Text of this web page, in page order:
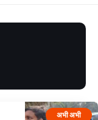
अभी अभी